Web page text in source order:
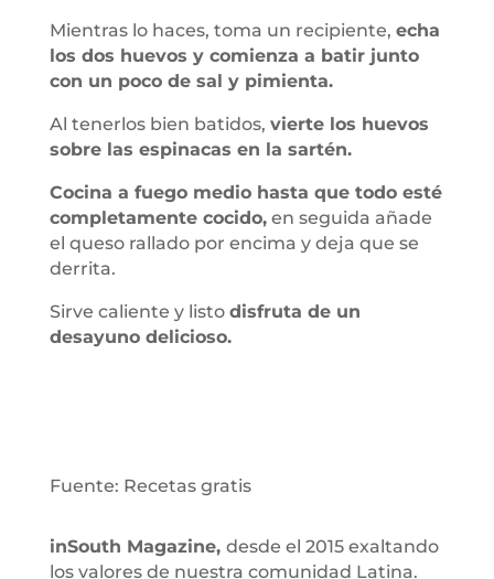
Mientras lo haces, toma un recipiente, echa
los dos huevos y comienza a batir junto
con un poco de sal y pimienta.
Al tenerlos bien batidos, vierte los huevos
sobre las espinacas en la sartén.
Cocina a fuego medio hasta que todo esté
completamente cocido,en seguida añade
el queso rallado por encima y deja que se
derrita.
Sirve caliente y listo disfruta de un
desayuno delicioso.
Fuente: Recetas gratis
inSouth Magazine, desde el 2015 exaltando
los valores de nuestra comunidad Latina.